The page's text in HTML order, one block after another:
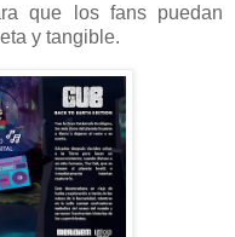
que los fans puedan
y tangible.